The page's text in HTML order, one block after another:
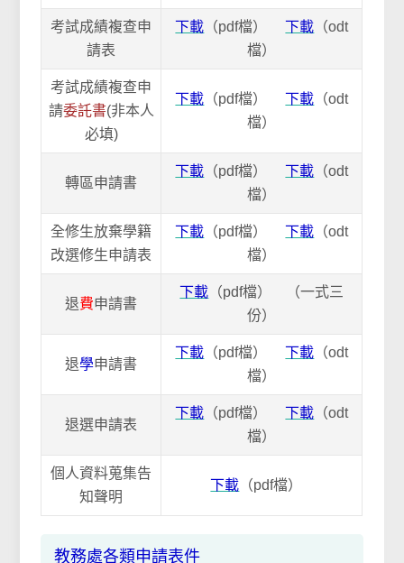
考試成績複查申
請表
下載 （pdf檔）下載 （odt
檔）
考試成績複查申
請委託書(非本人
必填)
下載 （pdf檔）下載 （odt
檔）
轉區申請書
下載 （pdf檔） 下載 （odt
檔）
全修生放棄學籍
改選修生申請表
下載 （pdf檔） 下載 （odt
檔）
退費申請書
下載 （pdf檔） （一式三
份）
退學申請書
下載 （pdf檔） 下載 （odt
檔）
退選申請表
下載 （pdf檔）下載 （odt
檔）
個人資料蒐集告
知聲明
下載 （pdf檔）
教務處各類申請表件